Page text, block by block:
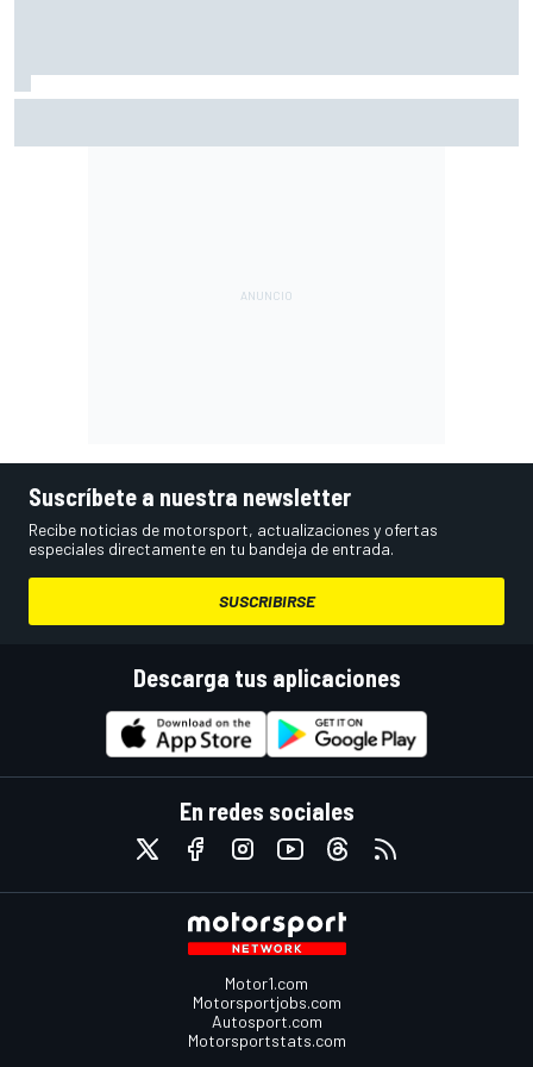
Suscríbete a nuestra newsletter
Recibe noticias de motorsport, actualizaciones y ofertas
especiales directamente en tu bandeja de entrada.
SUSCRIBIRSE
Descarga tus aplicaciones
En redes sociales
Motor1.com
Motorsportjobs.com
Autosport.com
Motorsportstats.com